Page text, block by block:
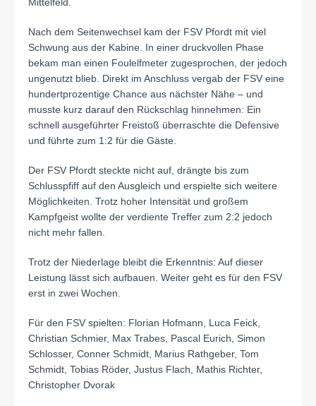
Nach dem Seitenwechsel kam der FSV Pfordt mit viel
Schwung aus der Kabine. In einer druckvollen Phase
bekam man einen Foulelfmeter zugesprochen, der jedoch
ungenutzt blieb. Direkt im Anschluss vergab der FSV eine
hundertprozentige Chance aus nächster Nähe – und
musste kurz darauf den Rückschlag hinnehmen: Ein
schnell ausgeführter Freistoß überraschte die Defensive
und führte zum 1:2 für die Gäste.
Der FSV Pfordt steckte nicht auf, drängte bis zum
Schlusspfiff auf den Ausgleich und erspielte sich weitere
Möglichkeiten. Trotz hoher Intensität und großem
Kampfgeist wollte der verdiente Treffer zum 2:2 jedoch
nicht mehr fallen.
Trotz der Niederlage bleibt die Erkenntnis: Auf dieser
Leistung lässt sich aufbauen. Weiter geht es für den FSV
erst in zwei Wochen.
Für den FSV spielten: Florian Hofmann, Luca Feick,
Christian Schmier, Max Trabes, Pascal Eurich, Simon
Schlosser, Conner Schmidt, Marius Rathgeber, Tom
Schmidt, Tobias Röder, Justus Flach, Mathis Richter,
Christopher Dvorak